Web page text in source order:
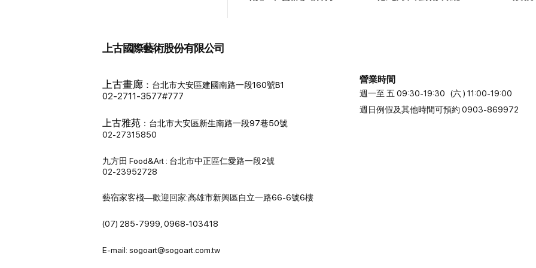
上古國際藝術股份有限公司
上古畫廊 ： 台北市大安區建國南路一段160號B1
02-2711-3577#777
上古雅苑 ： 台北市大安區新生南路一段97巷50號
02-27315850
九方田 Food&Art : 台北市中正區仁愛路一段2號
02-23952728
藝宿家客棧—歡迎回家:高雄市新興區自立一路66-6號6樓
(07) 285-7999, 0968-103418
E-mail: sogoart@sogoart.com.tw
營業時間
週一至 五 09:30-19:30 (六 ) 11:00-19:00
週日例假及其他時間可預約 0903-869972